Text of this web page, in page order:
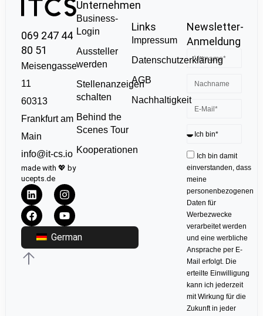
069 247 44
80 51
Meisengasse
11
60313
Frankfurt am
Main
info@it-cs.io
made with 💖 by
ucepts.de
German
Unternehmen
Business-
Login
Aussteller
werden
Stellenanzeigen
schalten
Behind the
Scenes Tour
Kooperationen
Links
Impressum
Datenschutzerklärung
AGB
Nachhaltigkeit
Newsletter-
Anmeldung
Ich bin damit
einverstanden, dass
meine
personenbezogenen
Daten für
Werbezwecke
verarbeitet werden
und eine werbliche
Ansprache per E-
Mail erfolgt. Die
erteilte Einwilligung
kann ich jederzeit
mit Wirkung für die
Zukunft in jeder